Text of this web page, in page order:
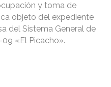
y toma de
objeto del expediente
del Sistema General de
«El Picacho».